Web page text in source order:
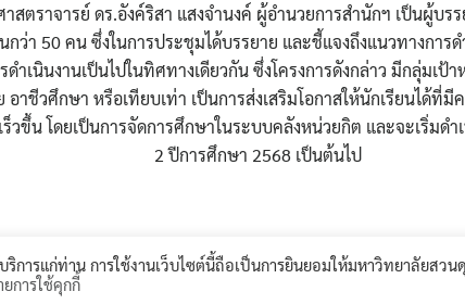
สตราจารย์ ดร.อังค์ริสา แสงจำนงค์ ผู้อำนวยการสำนักฯ เป็นผู้บร
ว่า 50 คน ซึ่งในการประชุมได้บรรยาย และชี้แจงถึงแนวทางการด
ดำเนินงานเป็นไปในทิศทางเดียวกัน ซึ่งโครงการดังกล่าว มีกลุ่มเป้
าชีวศึกษา หรือเทียบเท่า เป็นการส่งเสริมโอกาสให้นักเรียนได้ที่
วขึ้น โดยเป็นการจัดการศึกษาในระบบคลังหน่วยกิต และจะเริ่มด
2 ปีการศึกษา 2568 เป็นต้นไป
©2026 REGIS.DUSIT.AC.TH. ALL RIGHTS RESERVED.
การแก่ท่าน การใช้งานเว็บไซต์นี้ถือเป็นการยินยอมให้มหาวิทยาลัยสวน
ยการใช้คุกกี้